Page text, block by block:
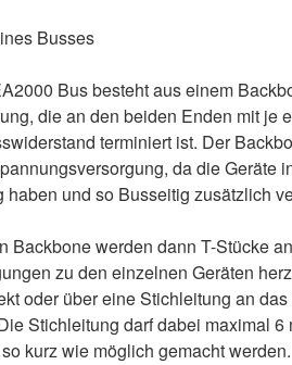
Busses
Bus besteht aus einem
die an den beiden Enden mit je
terminiert ist. Der
da die Geräte
haben und so Busseitig zusätzlich
Backbone werden dann T-Stücke
zu den einzelnen Geräten
oder über eine Stichleitung an
Stichleitung darf dabei maximal 6
kurz wie möglich gemacht werden.